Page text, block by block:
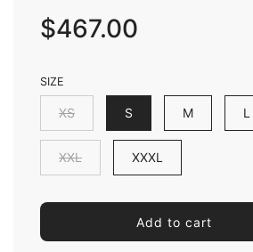
Sale
price
Regular
price
$467.00
SIZE
XS S M L
XXL XXXL
l
o
Add to cart